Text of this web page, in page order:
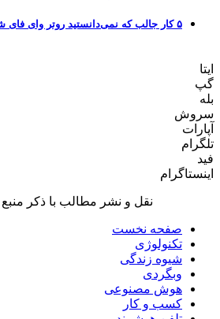
۵ کار جالب که نمی‌دانستید روتر وای فای شما می‌تواند انجام دهد
ایتا
گپ
بله
سروش
آپارات
تلگرام
فید
اینستاگرام
نقل و نشر مطالب با ذکر منبع
صفحه نخست
تکنولوژی
شیوه زندگی
وبگردی
هوش مصنوعی
کسب و کار